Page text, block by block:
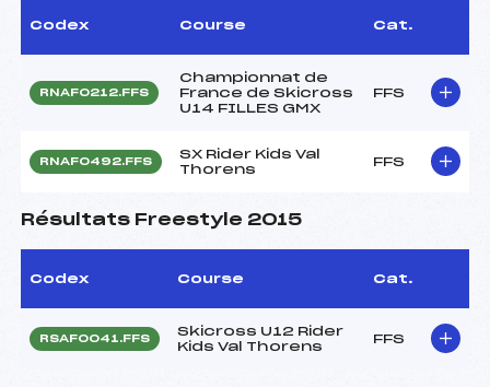
Codex Course Cat.
RNAF0212.FFS
Championnat de
France de Skicross
U14 FILLES GMX
FFS
RNAF0492.FFS
SX Rider Kids Val
Thorens
FFS
Résultats Freestyle 2015
Codex Course Cat.
RSAF0041.FFS
Skicross U12 Rider
Kids Val Thorens
FFS